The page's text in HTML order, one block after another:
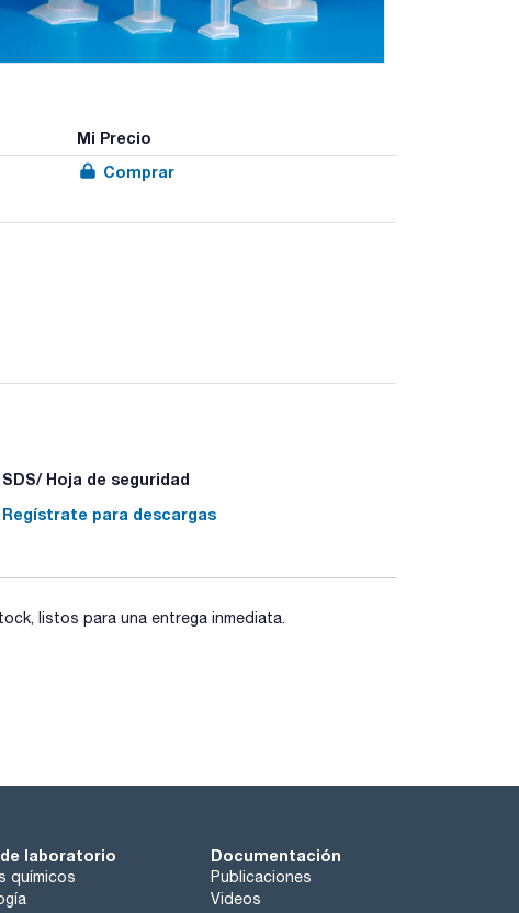
Mi Precio
Comprar
SDS/ Hoja de seguridad
Regístrate para descargas
listos para una entrega inmediata.
laboratorio
químicos
Documentación
Publicaciones
Videos